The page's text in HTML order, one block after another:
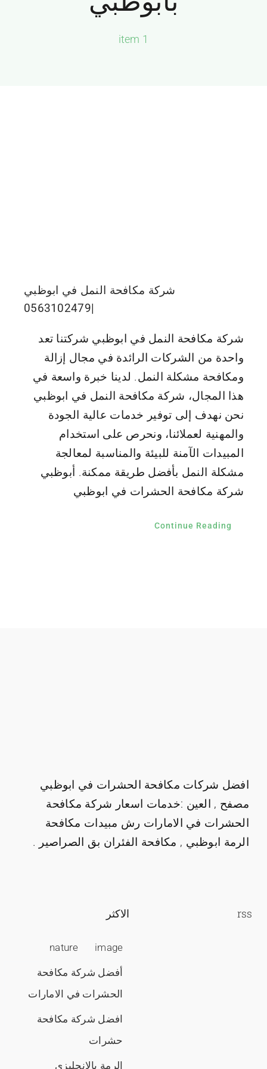
1 item
شركة مكافحة النمل في ابوظبي
|0563102479
شركة مكافحة النمل في ابوظبي شركتنا تعد
واحدة من الشركات الرائدة في مجال إزالة
ومكافحة مشكلة النمل. لدينا خبرة واسعة في
هذا المجال، شركة مكافحة النمل في ابوظبي
نحن نهدف إلى توفير خدمات عالية الجودة
والمهنية لعملائنا، ونحرص على استخدام
المبيدات الآمنة للبيئة والمناسبة لمعالجة
مشكلة النمل بأفضل طريقة ممكنة. أبوظبي
شركة مكافحة الحشرات في ابوظبي
Continue Reading
افضل شركات مكافحة الحشرات في ابوظبي
مصفح , العين :خدمات اسعار شركة مكافحة
الحشرات في الامارات رش مبيدات مكافحة
الرمة ابوظبي , مكافحة الفئران بق الصراصير .
rss الاكثر
image
nature
أفضل شركة مكافحة
الحشرات في الامارات
افضل شركة مكافحة
حشرات
الرمة بالانجليزي